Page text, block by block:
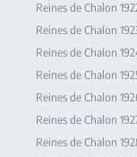
Reines de Chalon
Reines de Chalon
Reines de Chalon
Reines de Chalon
Reines de Chalon
Reines de Chalon
Reines de Chalon